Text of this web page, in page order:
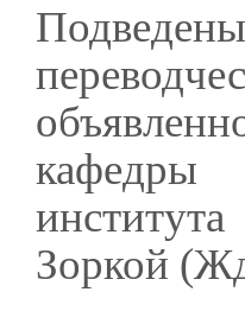
кафедры
Зоркой